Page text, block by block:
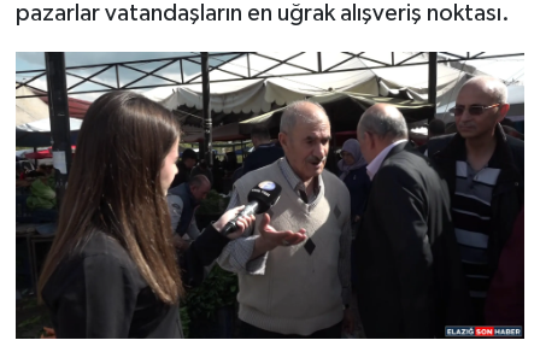
pazarlar vatandaşların en uğrak alışveriş noktası.
SPOR
TEKNOLOJİ
YAŞAM